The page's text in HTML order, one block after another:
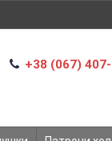
+38 (067)